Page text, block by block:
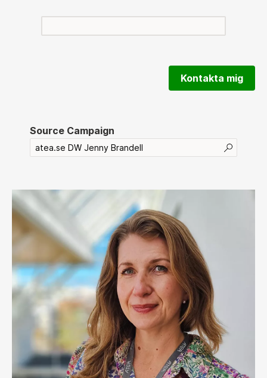
Kontakta mig
Source Campaign